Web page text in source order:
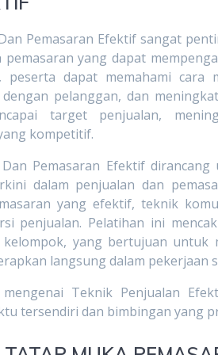
Pemasaran Efektif sangat
yang dapat
dapat memahami cara
pelanggan, dan
target penjualan,
kompetitif.
Pemasaran Efektif
dalam penjualan dan
yang efektif, teknik
penjualan. Pelatihan ini
kelompok, yang bertujuan untuk
langsung dalam pekerjaan
Teknik Penjualan
tersendiri dan bimbingan yang